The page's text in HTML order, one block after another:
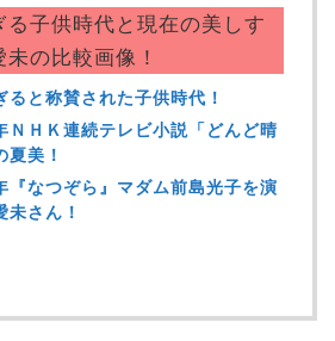
る子供時代と現在の美しす
未の比較画像！
ると称賛された子供時代！
ＮＨＫ連続テレビ小説「どんど晴
夏美！
『なつぞら』マダム前島光子を演
未さん！